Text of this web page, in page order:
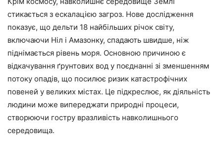
стикається з ескалацією загроз. Нове дослідження
показує, що дельти 18 найбільших річок світу,
включаючи Ніл і Амазонку, спадають швидше, ніж
піднімається рівень моря. Основною причиною є
відкачування ґрунтових вод у поєднанні зі зменшенням
потоку опадів, що посилює ризик катастрофічних
повеней у великих містах. Це підкреслює, як діяльність
людини може випереджати природні процеси,
створюючи гостру вразливість навколишнього
середовища.